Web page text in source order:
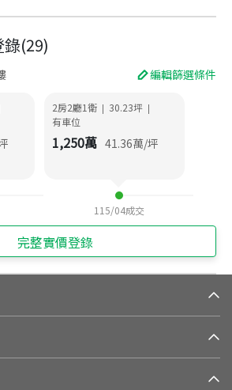
錄(29)
編輯篩選條件
2房2廳1衛 | 30.23坪 |
有車位
1,250萬 41.36萬/坪
115/04成交
完整實價登錄